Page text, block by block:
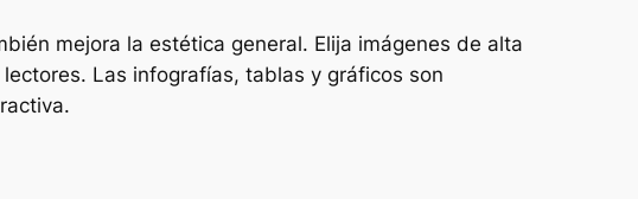
mejora la estética general. Elija imágenes de alta
Las infografías, tablas y gráficos son